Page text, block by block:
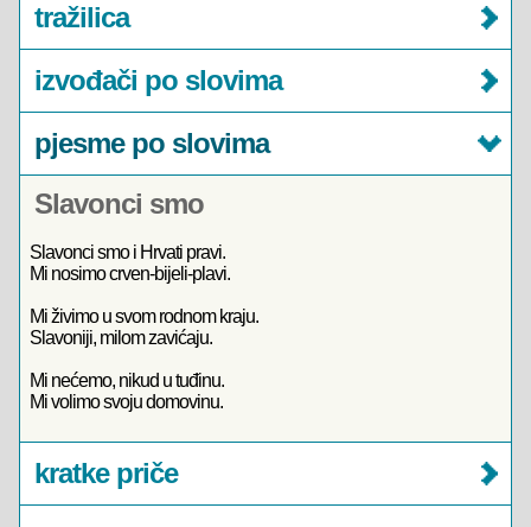
tražilica
izvođači po slovima
pjesme po slovima
Slavonci smo
Slavonci smo i Hrvati pravi.
Mi nosimo crven-bijeli-plavi.
Mi živimo u svom rodnom kraju.
Slavoniji, milom zavićaju.
Mi nećemo, nikud u tuđinu.
Mi volimo svoju domovinu.
kratke priče